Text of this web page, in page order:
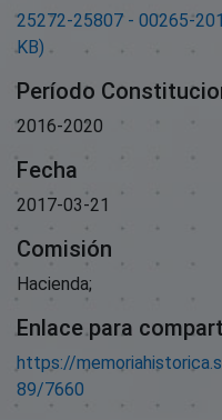
25272-25807 - 00265-
KB)
Período
2016-2020
Fecha
2017-03-21
Comisión
Hacienda;
Enlace para
https://
89/7660